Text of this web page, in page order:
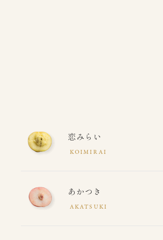
恋みらい
KOIMIRAI
あかつき
AKATSUKI